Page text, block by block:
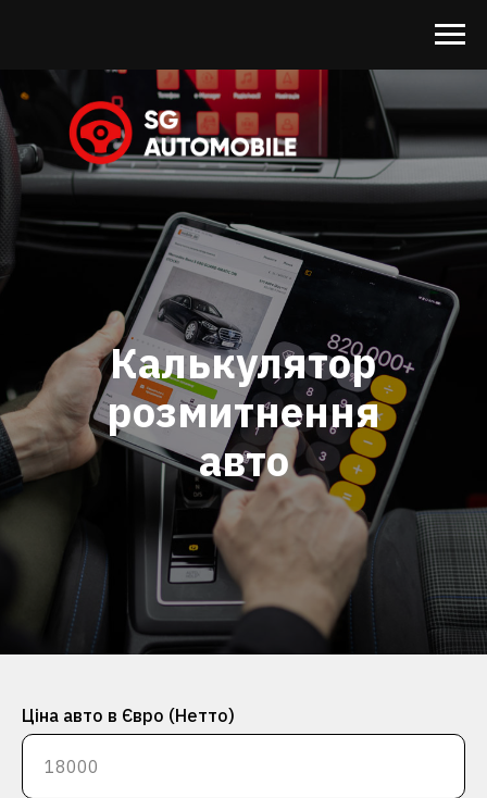
Калькулятор
розмитнення
авто
Ціна авто в Євро (Нетто)